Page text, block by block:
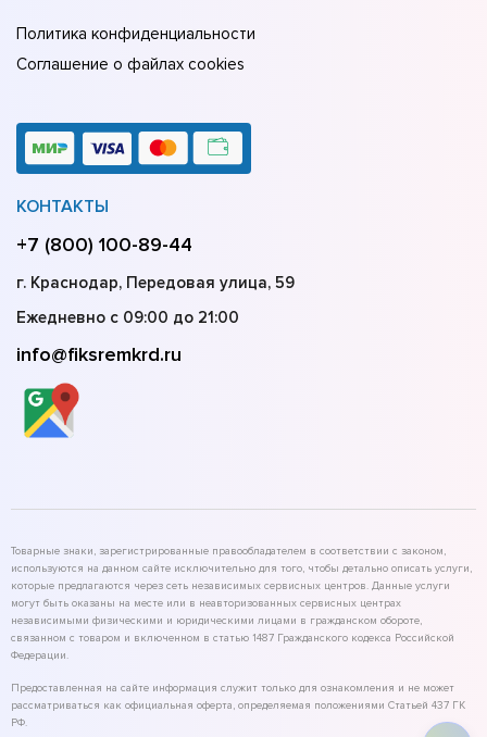
Политика конфиденциальности
Соглашение о файлах cookies
КОНТАКТЫ
+7 (800) 100-89-44
г. Краснодар, Передовая улица, 59
Ежедневно с 09:00 до 21:00
info@fiksremkrd.ru
Товарные знаки, зарегистрированные правообладателем в соответствии с законом,
используются на данном сайте исключительно для того, чтобы детально описать услуги,
которые предлагаются через сеть независимых сервисных центров. Данные услуги
могут быть оказаны на месте или в неавторизованных сервисных центрах
независимыми физическими и юридическими лицами в гражданском обороте,
связанном с товаром и включенном в статью 1487 Гражданского кодекса Российской
Федерации.
Предоставленная на сайте информация служит только для ознакомления и не может
рассматриваться как официальная оферта, определяемая положениями Статьей 437 ГК
РФ.